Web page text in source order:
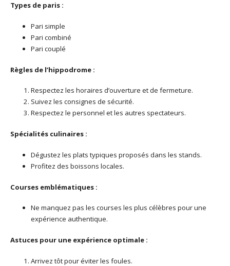
Types de paris :
Pari simple
Pari combiné
Pari couplé
Règles de l’hippodrome :
Respectez les horaires d’ouverture et de fermeture.
Suivez les consignes de sécurité.
Respectez le personnel et les autres spectateurs.
Spécialités culinaires :
Dégustez les plats typiques proposés dans les stands.
Profitez des boissons locales.
Courses emblématiques :
Ne manquez pas les courses les plus célèbres pour une
expérience authentique.
Astuces pour une expérience optimale :
Arrivez tôt pour éviter les foules.